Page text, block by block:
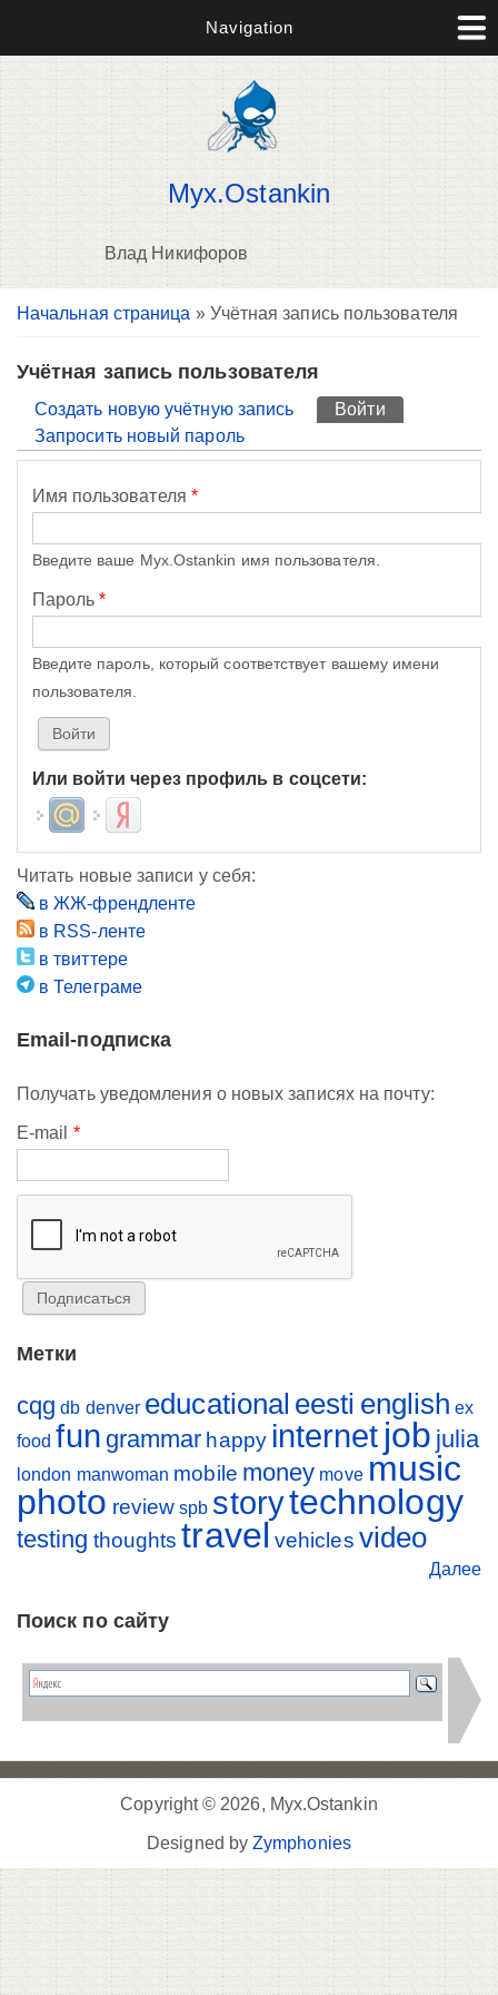
Navigation
Myx.Ostankin
Влад Никифоров
Вы здесь
Начальная страница » Учётная запись пользователя
Учётная запись пользователя
Главные вкладки
Создать новую учётную запись Войти
Запросить новый пароль
Имя пользователя *
Введите ваше Myx.Ostankin имя пользователя.
Пароль*
Введите пароль, который соответствует вашему имени
пользователя.
Или войти через профиль в соцсети:
Login with Mail.ruLogin with Яндекс
Читать новые записи у себя:
в ЖЖ-френдленте
в RSS-ленте
в твиттере
в Телеграме
Email-подписка
Получать уведомления о новых записях на почту:
E-mail *
Метки
cqg db denver educational eesti english ex
food fun grammar happy internet job julia
london manwoman mobile money move music
photo review spb storytechnology
testing thoughts travel vehicles video
Далее
Поиск по сайту
Copyright © 2026, Myx.Ostankin
Designed byZymphonies